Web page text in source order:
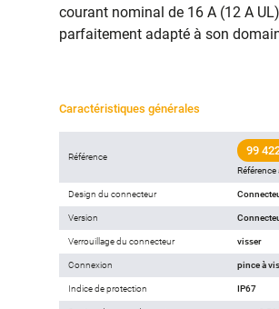
courant nominal de 16 A (12 A
parfaitement adapté à son
Caractéristiques générales
Référence 99
Référence
Design du connecteur
Version
Verrouillage du connecteur visser
Connexion pince à
Indice de protection IP67